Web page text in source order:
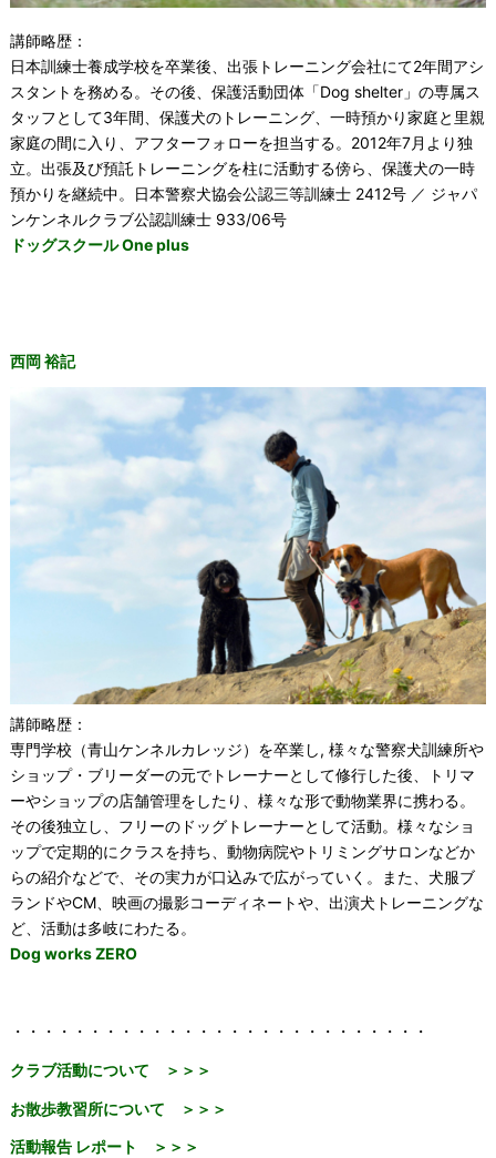
講師略歴：
日本訓練士養成学校を卒業後、出張トレーニング会社にて2年間アシ
スタントを務める。その後、保護活動団体「Dog shelter」の専属ス
タッフとして3年間、保護犬のトレーニング、一時預かり家庭と里親
家庭の間に入り、アフターフォローを担当する。2012年7月より独
立。出張及び預託トレーニングを柱に活動する傍ら、保護犬の一時
預かりを継続中。日本警察犬協会公認三等訓練士 2412号 ／ ジャパ
ンケンネルクラブ公認訓練士 933/06号
ドッグスクール One plus
西岡 裕記
講師略歴：
専門学校（青山ケンネルカレッジ）を卒業し, 様々な警察犬訓練所や
ショップ・ブリーダーの元でトレーナーとして修行した後、トリマ
ーやショップの店舗管理をしたり、様々な形で動物業界に携わる。
その後独立し、フリーのドッグトレーナーとして活動。様々なショ
ップで定期的にクラスを持ち、動物病院やトリミングサロンなどか
らの紹介などで、その実力が口込みで広がっていく。また、犬服ブ
ランドやCM、映画の撮影コーディネートや、出演犬トレーニングな
ど、活動は多岐にわたる。
Dog works ZERO
・・・・・・・・・・・・・・・・・・・・・・・・・・・
クラブ活動について ＞＞＞
お散歩教習所について ＞＞＞
活動報告 レポート ＞＞＞